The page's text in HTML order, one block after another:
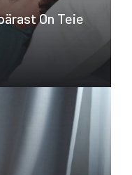
On Teie